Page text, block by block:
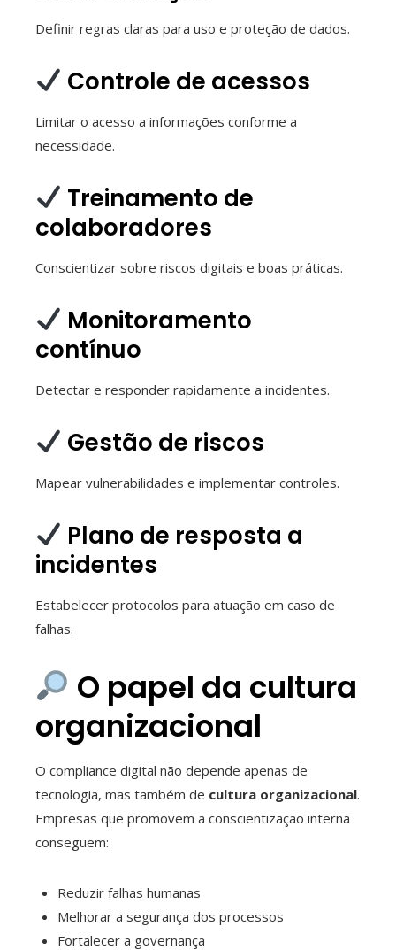
Definir regras claras para uso e proteção de dados.
Controle de acessos
Limitar o acesso a informações conforme a
necessidade.
Treinamento de
colaboradores
Conscientizar sobre riscos digitais e boas práticas.
Monitoramento
contínuo
Detectar e responder rapidamente a incidentes.
Gestão de riscos
Mapear vulnerabilidades e implementar controles.
Plano de resposta a
incidentes
Estabelecer protocolos para atuação em caso de
falhas.
O papel da cultura
organizacional
O compliance digital não depende apenas de
tecnologia, mas também de cultura organizacional.
Empresas que promovem a conscientização interna
conseguem:
Reduzir falhas humanas
Melhorar a segurança dos processos
Fortalecer a governança